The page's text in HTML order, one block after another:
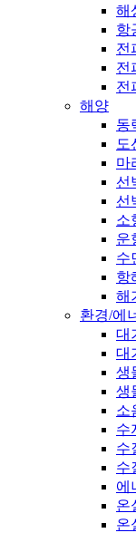
해
항
전
전
전
해양
동
도
마
선
선
소
운
수
항
해
환경/에
대
대
생
생
소
수
수
수
에
온
온